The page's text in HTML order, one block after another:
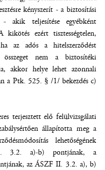
kényszerít - a biztosítási
- akik teljesítése egyébként
kikötés ezért tisztességtelen,
az adós a hitelszerződést
nem a biztosítéki
akkor helye lehet azonnali
a Ptk. 525. § /1/ bekezdés c)
terjesztett elő felülvizsgálati
állapította meg a
lehetőségének
3.2. a)-b) pontjának, a
az ÁSZF II. 3.2. a), b)